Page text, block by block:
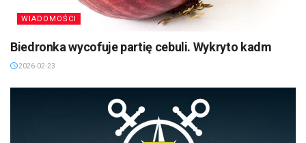
WIADOMOŚCI
Biedronka wycofuje partię cebuli. Wykryto kadm
2026-02-23